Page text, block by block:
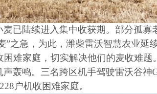
已陆续进入集中收获期。部分孤
”之急，为此，潍柴雷沃智慧农业
难家庭，切实解决他们的麦收难题。
轰鸣。三名跨区机手驾驶雷沃谷神
户机收困难家庭。